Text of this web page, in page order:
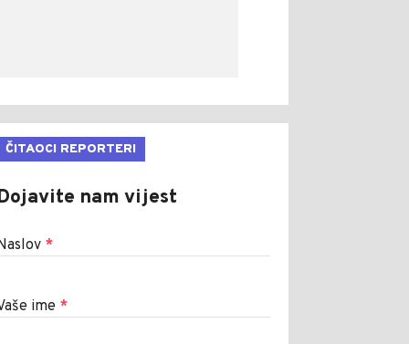
ČITAOCI REPORTERI
nam vijest
*
ime *